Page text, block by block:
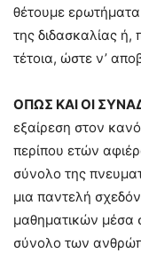
θέτουμε ερωτήματα
της διδασκαλίας ή,
τέτοια, ώστε ν’
ΟΠΩΣ ΚΑΙ ΟΙ
εξαίρεση στον
περίπου ετών
σύνολο της
μια παντελή
μαθηματικών μέσα
σύνολο των